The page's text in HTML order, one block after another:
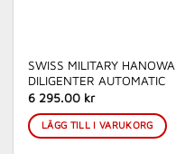
SWISS MILITARY HANOWA
DILIGENTER AUTOMATIC
6 295.00 kr
LÄGG TILL I VARUKORG